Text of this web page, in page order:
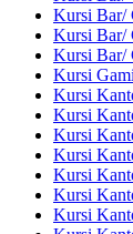
Kursi Bar/
Kursi Bar/
Kursi Bar/
Kursi
Kursi
Kursi
Kursi
Kursi
Kursi
Kursi
Kursi